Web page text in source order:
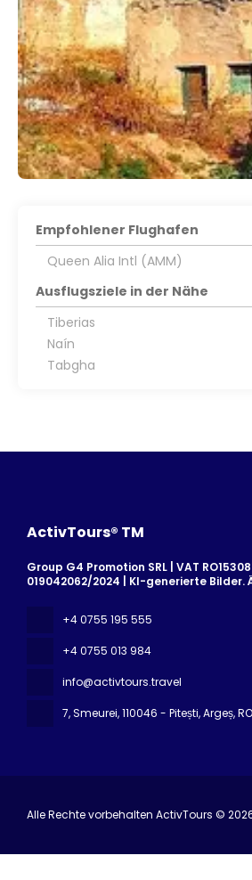
Empfohlener Flughafen
Queen Alia Intl (AMM)
Ausflugsziele in der Nähe
Tiberias
Naín
Tabgha
ActivTours® TM
Group G4 Promotion SRL | VAT
019042062/2024 | KI-generierte
+4 0755 195 555
+4 0755 013 984
info@activtours.travel
7, Smeurei, 110046 - Pitești, Argeș, RO
Alle Rechte vorbehalten ActivTours ©